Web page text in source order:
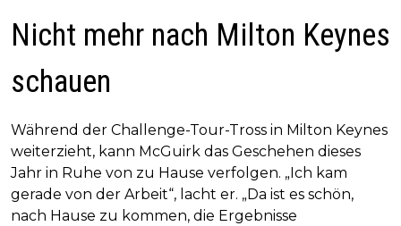
Nicht mehr nach Milton Keynes
schauen
Während der Challenge-Tour-Tross in Milton Keynes
weiterzieht, kann McGuirk das Geschehen dieses
Jahr in Ruhe von zu Hause verfolgen. „Ich kam
gerade von der Arbeit“, lacht er. „Da ist es schön,
nach Hause zu kommen, die Ergebnisse